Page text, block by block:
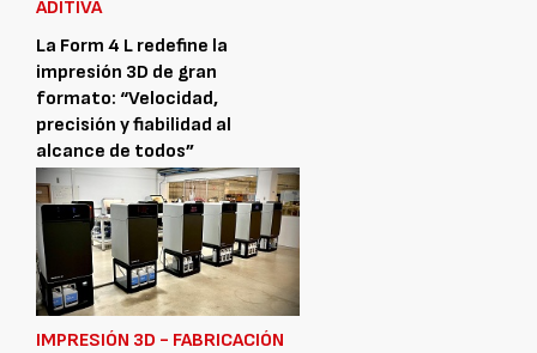
ADITIVA
La Form 4 L redefine la
impresión 3D de gran
formato: “Velocidad,
precisión y fiabilidad al
alcance de todos”
31 OCTUBRE, 2024
IMPRESIÓN 3D - FABRICACIÓN